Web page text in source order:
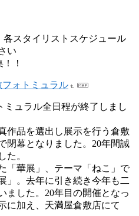
各スタイリストスケジュール
い
！
フォトミュラル
ュラル全日程が終了しまし
作品を選出し展示を行う倉敷
閉幕となりました。20年間誠
た。
「華展」、テーマ「ねこ」で
」。去年に引き続き今年も二
ました。20年目の開催となっ
に加え、天満屋倉敷店にて